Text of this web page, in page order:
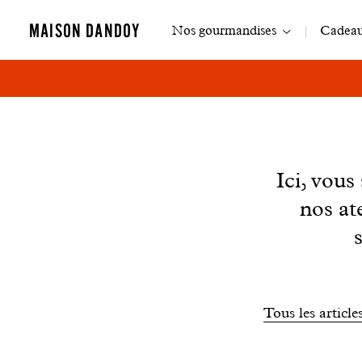
MAISON DANDOY
Navigation
Nos gourmandises
Ici, vous
nos
Tous les